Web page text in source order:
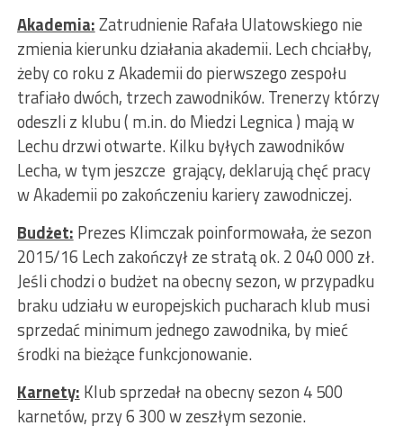
Akademia:Zatrudnienie Rafała Ulatowskiego nie
zmienia kierunku działania akademii. Lech chciałby,
żeby co roku z Akademii do pierwszego zespołu
trafiało dwóch, trzech zawodników. Trenerzy którzy
odeszli z klubu ( m.in. do Miedzi Legnica ) mają w
Lechu drzwi otwarte. Kilku byłych zawodników
Lecha, w tym jeszcze grający, deklarują chęć pracy
w Akademii po zakończeniu kariery zawodniczej.
Budżet: Prezes Klimczak poinformowała, że sezon
2015/16 Lech zakończył ze stratą ok. 2 040 000 zł.
Jeśli chodzi o budżet na obecny sezon, w przypadku
braku udziału w europejskich pucharach klub musi
sprzedać minimum jednego zawodnika, by mieć
środki na bieżące funkcjonowanie.
Karnety: Klub sprzedał na obecny sezon 4 500
karnetów, przy 6 300 w zeszłym sezonie.